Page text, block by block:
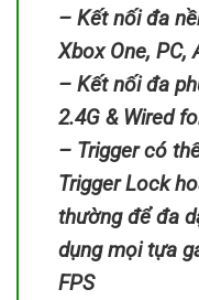
– Kết nối đa
Xbox One, PC,
– Kết nối đa
2.4G & Wired
– Trigger có
Trigger Lock
thường để đa
dụng mọi tựa
FPS